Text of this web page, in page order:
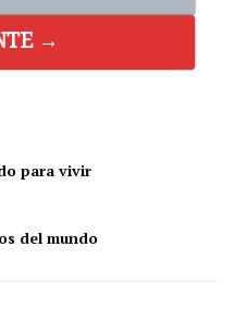
→
para vivir
del mundo